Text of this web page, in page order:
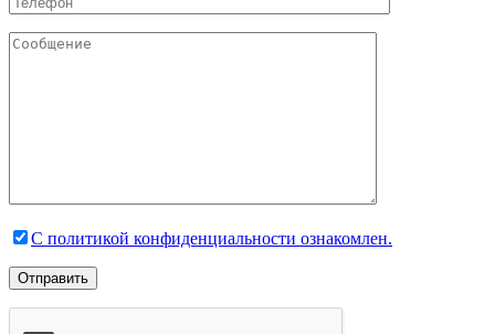
С политикой конфиденциальности ознакомлен.